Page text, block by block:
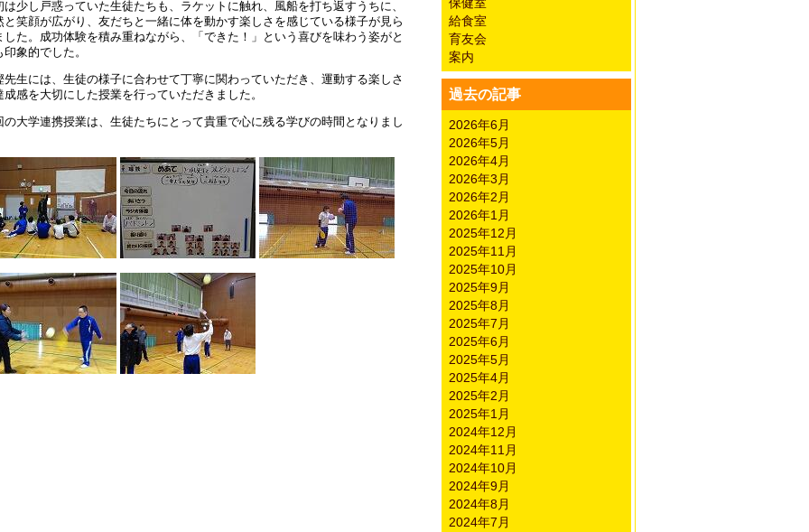
5年度 公開研究会のお知らせ
年1月10日 17:51
5年度 公開研究会のお知らせ
年11月20日 18:22
６年度入学選考について
年8月25日 09:00
回 公開研究会1次案内のお知らせ
年6月14日 19:36
ボランティアについて
年5月11日 17:08
関係書類について
年4月14日 17:43
中間報告の終了のお知らせ
年3月20日 17:16
は少し戸惑っていた生徒たちも、ラケットに触れ、風船を打ち返すうちに、
と笑顔が広がり、友だちと一緒に体を動かす楽しさを感じている様子が見ら
した。成功体験を積み重ねながら、「できた！」という喜びを味わう姿がと
印象的でした。
先生には、生徒の様子に合わせて丁寧に関わっていただき、運動する楽しさ
成感を大切にした授業を行っていただきました。
の大学連携授業は、生徒たちにとって貴重で心に残る学びの時間となりまし
給食室
育友会
案内
過去の記事
2026年6月
2026年5月
2026年4月
2026年3月
2026年2月
2026年1月
2025年12月
2025年11月
2025年10月
2025年9月
2025年8月
2025年7月
2025年6月
2025年5月
2025年4月
2025年2月
2025年1月
2024年12月
2024年11月
2024年10月
2024年9月
2024年8月
2024年7月